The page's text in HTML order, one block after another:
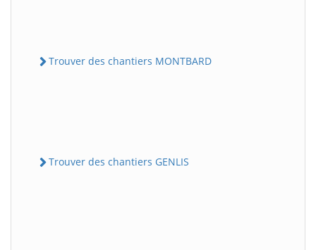
Trouver des chantiers MONTBARD
Trouver des chantiers GENLIS